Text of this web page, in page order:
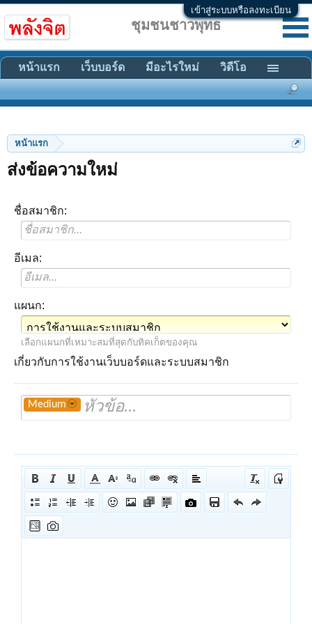
เข้าสู่ระบบหรือลงทะเบียน
หน้าแรก
ส่งข้อความใหม่
ชื่อสมาชิก:
อีเมล:
แผนก:
เลือกแผนกที่เหมาะสมที่สุดกับทิคเก็ตของคุณ
เกี่ยวกับการใช้งานเว็บบอร์ดและระบบสมาชิก
Medium
ชุมชนชาวพุทธ
หน้าแรก เว็บบอร์ด มีอะไรใหม่ วิดีโอ